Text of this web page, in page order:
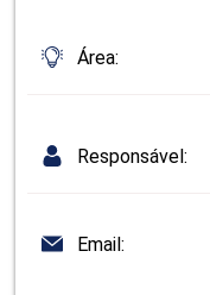
Área:
Responsável:
Email: